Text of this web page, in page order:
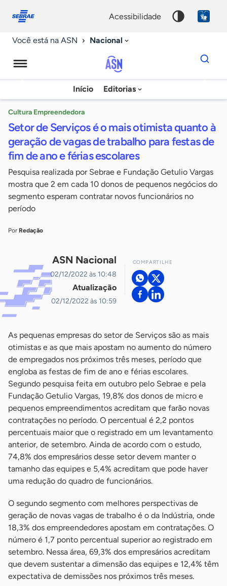
conosco
acessibilidade
Você está na ASN Nacional
Agência
Sebrae
Notícias
Início Editorias
Dados
para
chave
Cultura Empreendedora
Setor de Serviços é o mais otimista quanto à
geração de vagas de trabalho para festas de
fim de ano e férias escolares
Pesquisa realizada por Sebrae e Fundação Getulio Vargas
mostra que 2 em cada 10 donos de pequenos negócios do
segmento esperam contratar novos funcionários no
período
Por Redação
ASN Nacional
02/12/2022 às 10:48
Atualização
02/12/2022 às 10:59
COMPARTILHE
As pequenas empresas do setor de Serviços são as mais
otimistas e as que mais apostam no aumento do número
de empregados nos próximos três meses, período que
engloba as festas de fim de ano e férias escolares.
Segundo pesquisa feita em outubro pelo Sebrae e pela
Fundação Getulio Vargas, 19,8% dos donos de micro e
pequenos empreendimentos acreditam que farão novas
contratações no período. O percentual é 2,2 pontos
percentuais maior que o registrado em um levantamento
anterior, de setembro. Ainda de acordo com o estudo,
74,8% dos empresários desse setor devem manter o
tamanho das equipes e 5,4% acreditam que pode haver
uma redução do quadro de funcionários.
O segundo segmento com melhores perspectivas de
geração de novas vagas de trabalho é o da Indústria, onde
18,3% dos empreendedores apostam em contratações. O
número é 1,7 ponto percentual superior ao registrado em
setembro. Nessa área, 69,3% dos empresários acreditam
que devem sustentar a dimensão das equipes e 12,4% têm
expectativa de demissões nos próximos três meses.